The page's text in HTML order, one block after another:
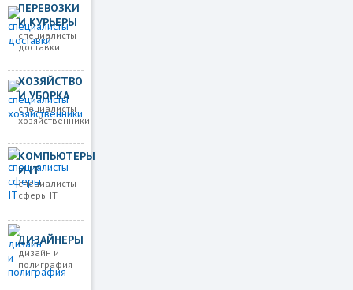
ПЕРЕВОЗКИ
И КУРЬЕРЫ
специалисты
доставки
ХОЗЯЙСТВО
И УБОРКА
специалисты
хозяйственники
КОМПЬЮТЕРЫ
И IT
специалисты
сферы IT
ДИЗАЙНЕРЫ
дизайн и
полиграфия